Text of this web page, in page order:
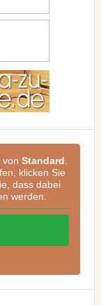
vonStandard
klicken Sie
dass dabei
werden.